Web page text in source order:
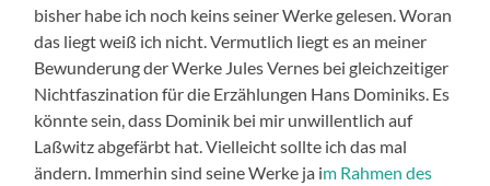
bisher habe ich noch keins seiner Werke gelesen. Woran
das liegt weiß ich nicht. Vermutlich liegt es an meiner
Bewunderung der Werke Jules Vernes bei gleichzeitiger
Nichtfaszination für die Erzählungen Hans Dominiks. Es
könnte sein, dass Dominik bei mir unwillentlich auf
Laßwitz abgefärbt hat. Vielleicht sollte ich das mal
ändern. Immerhin sind seine Werke ja im Rahmen des